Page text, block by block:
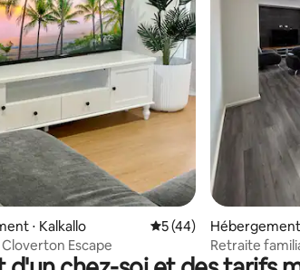
la base de 44 commentaires : 4,98 sur 5
⋅ Kalkallo Évaluation moyenne
5 (44)
Escape
Retraite
4 chambres